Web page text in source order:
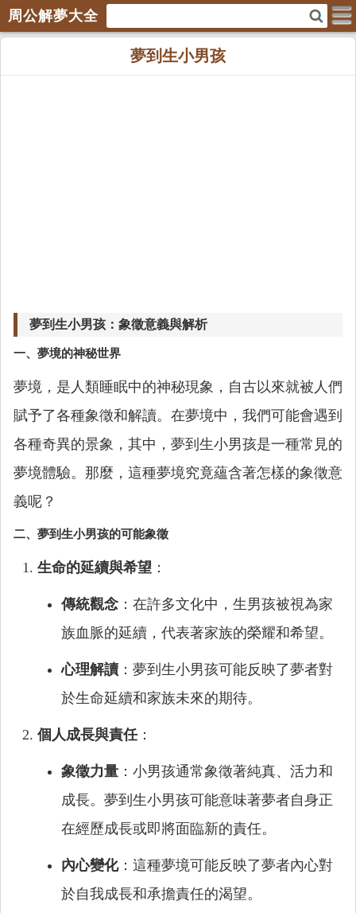
周公解夢大全
夢到生小男孩
夢到生小男孩：象徵意義與解析
一、夢境的神秘世界
夢境，是人類睡眠中的神秘現象，自古以來就被人們
賦予了各種象徵和解讀。在夢境中，我們可能會遇到
各種奇異的景象，其中，夢到生小男孩是一種常見的
夢境體驗。那麼，這種夢境究竟蘊含著怎樣的象徵意
義呢？
二、夢到生小男孩的可能象徵
生命的延續與希望 ：
傳統觀念 ：在許多文化中，生男孩被視為家
族血脈的延續，代表著家族的榮耀和希望。
心理解讀 ：夢到生小男孩可能反映了夢者對
於生命延續和家族未來的期待。
個人成長與責任：
象徵力量 ：小男孩通常象徵著純真、活力和
成長。夢到生小男孩可能意味著夢者自身正
在經歷成長或即將面臨新的責任。
內心變化：這種夢境可能反映了夢者內心對
於自我成長和承擔責任的渴望。